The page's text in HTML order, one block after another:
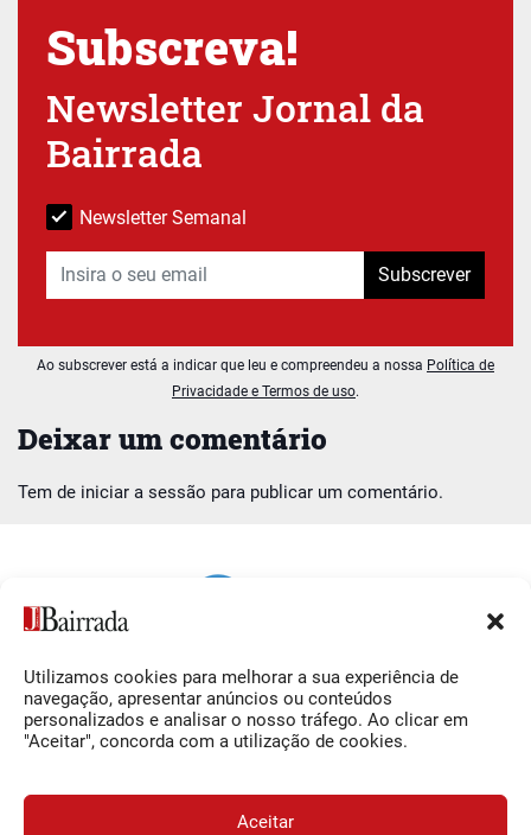
Utilizamos cookies para melhorar a sua experiência de
navegação, apresentar anúncios ou conteúdos
personalizados e analisar o nosso tráfego. Ao clicar em
"Aceitar", concorda com a utilização de cookies.
Aceitar
Deixar um comentário
Tem de iniciar a sessão para publicar um comentário.
Subscreva!
Newsletter Jornal da
Bairrada
Newsletter Semanal
Subscrever
Ao subscrever está a indicar que leu e compreendeu a nossa Política de
Privacidade e Termos de uso.
Siga-nos
Facebook
O Jornal da Bairrada
Contactos